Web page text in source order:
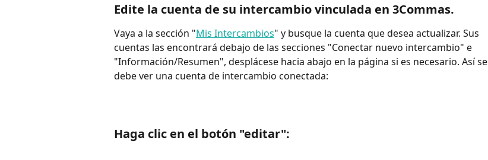
Edite la cuenta de su intercambio vinculada en 3Commas.
Vaya a la sección "Mis Intercambios" y busque la cuenta que desea actualizar. Sus
cuentas las encontrará debajo de las secciones "Conectar nuevo intercambio" e
"Información/Resumen", desplácese hacia abajo en la página si es necesario. Así se
debe ver una cuenta de intercambio conectada:
Haga clic en el botón "editar":